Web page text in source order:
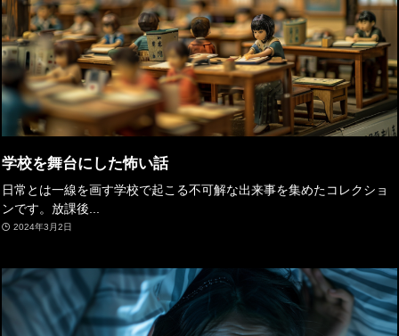
学校を舞台にした怖い話
日常とは一線を画す学校で起こる不可解な出来事を集めたコレクショ
ンです。放課後...
2024年3月2日